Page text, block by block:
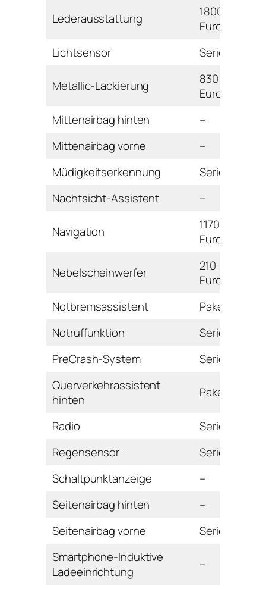
Lederausstattung
1800
Euro
Lichtsensor
Serie
Metallic-Lackierung
830
Euro
Mittenairbag hinten
–
Mittenairbag vorne
–
Müdigkeitserkennung
Serie
Nachtsicht-Assistent
–
Navigation
1170
Euro
Nebelscheinwerfer
210
Euro
Notbremsassistent
Paket
Notruffunktion
Serie
PreCrash-System
Serie
Querverkehrassistent
hinten
Paket
Radio
Serie
Regensensor
Serie
Schaltpunktanzeige
–
Seitenairbag hinten
–
Seitenairbag vorne
Serie
Smartphone-Induktive
Ladeeinrichtung
–